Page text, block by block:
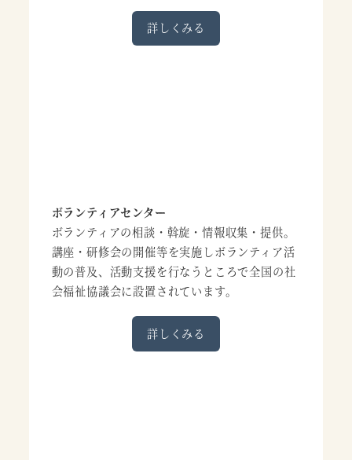
詳しくみる
ボランティアセンター
ボランティアの相談・斡旋・情報収集・提供。
講座・研修会の開催等を実施しボランティア活
動の普及、活動支援を行なうところで全国の社
会福祉協議会に設置されています。
詳しくみる